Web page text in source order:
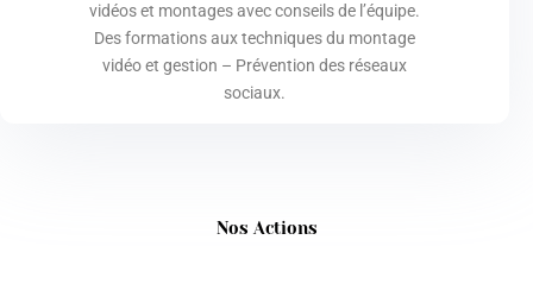
vidéos et montages avec conseils de l’équipe.
Des formations aux techniques du montage
vidéo et gestion – Prévention des réseaux
sociaux.
Nos Actions